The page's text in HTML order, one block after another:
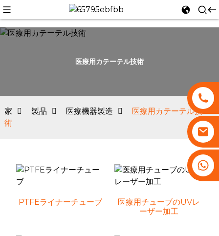
+86 13530645990
医療用カテーテル技術
家 製品 医療機器製造
医療用カテーテル技
術
PTFEライナーチューブ
医療用チューブのUVレ
ーザー加工